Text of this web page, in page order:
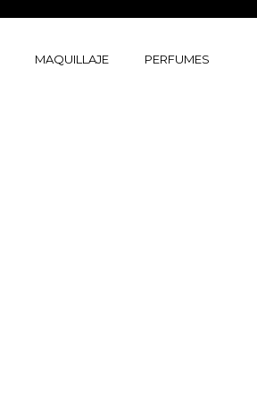
MAQUILLAJE PERFUMES